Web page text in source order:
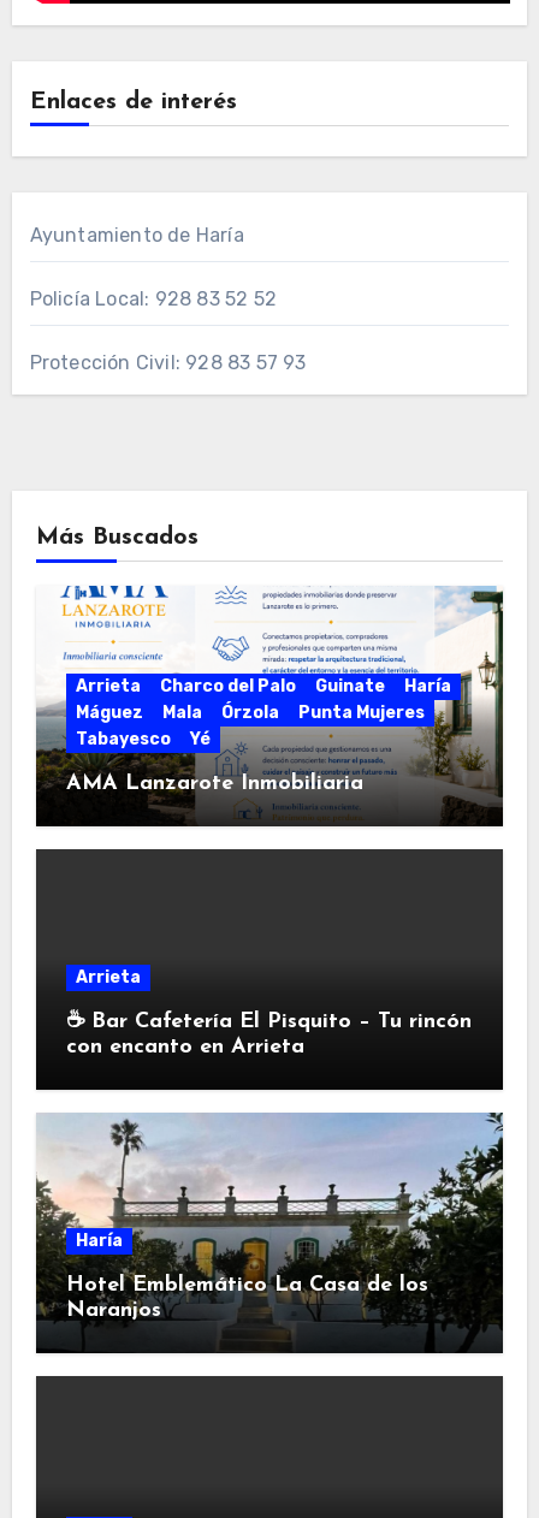
Enlaces de interés
Ayuntamiento de Haría
Policía Local: 928 83 52 52
Protección Civil: 928 83 57 93
Más Buscados
Arrieta Charco del Palo Guinate
Haría
Máguez
Mala Órzola
Punta Mujeres
Tabayesco
Yé
AMA Lanzarote Inmobiliaria
Arrieta
☕ Bar Cafetería El Pisquito – Tu rincón
con encanto en Arrieta
Haría
Hotel Emblemático La Casa de los
Naranjos